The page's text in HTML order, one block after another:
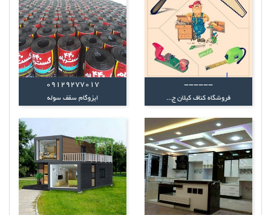
------
فروشگاه کناف کیلان ج...
09129277017
ایزوگام سقف سوله